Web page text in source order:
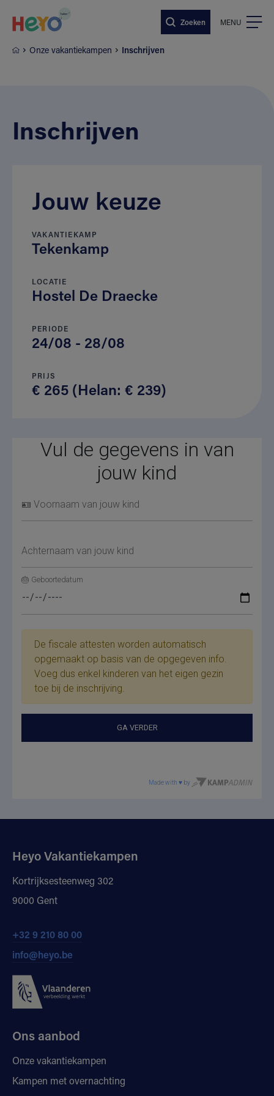
Zoeken MENU
Onze vakantiekampen Inschrijven
Inschrijven
Jouw keuze
VAKANTIEKAMP
Tekenkamp
LOCATIE
Hostel De Draecke
PERIODE
24/08 - 28/08
PRIJS
€ 265 (Helan: € 239)
Heyo Vakantiekampen
Kortrijksesteenweg 302
9000 Gent
+32 9 210 80 00
info@heyo.be
Ons aanbod
Onze vakantiekampen
Kampen met overnachting